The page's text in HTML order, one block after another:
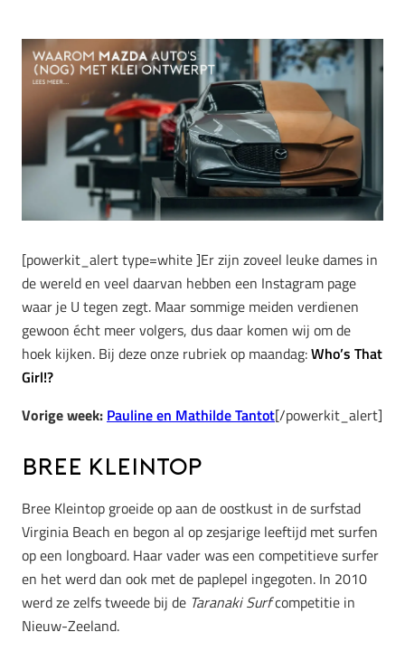
[powerkit_alert type=white ]Er zijn zoveel leuke dames in
de wereld en veel daarvan hebben een Instagram page
waar je U tegen zegt. Maar sommige meiden verdienen
gewoon écht meer volgers, dus daar komen wij om de
hoek kijken. Bij deze onze rubriek op maandag:Who’s That
Girl!?
Vorige week: Pauline en Mathilde Tantot[/powerkit_alert]
Bree Kleintop
Bree Kleintop groeide op aan de oostkust in de surfstad
Virginia Beach en begon al op zesjarige leeftijd met surfen
op een longboard. Haar vader was een competitieve surfer
en het werd dan ook met de paplepel ingegoten. In 2010
werd ze zelfs tweede bij de Taranaki Surfcompetitie in
Nieuw-Zeeland.